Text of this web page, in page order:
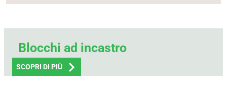
Blocchi ad incastro
SCOPRI DI PIÙ